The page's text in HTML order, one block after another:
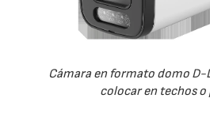
Cámara en formato domo D-
colocar en techos o